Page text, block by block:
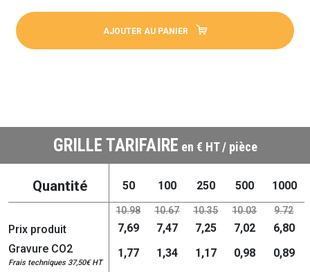
AJOUTER AU PANIER
GRILLE TARIFAIRE en € HT / pièce
Quantité 50 100 250 500 1000
10.98 10.67 10.35 10.03 9.72
Prix produit 7,69 7,47 7,25 7,02
6,80
Gravure CO2
Frais techniques 37,50€ HT
1,77 1,34 1,17 0,98
0,89